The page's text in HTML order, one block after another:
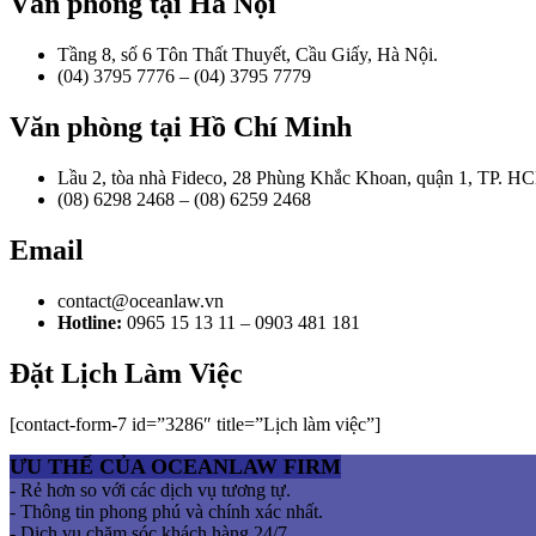
Tầng 8, số 6 Tôn Thất Thuyết, Cầu Giấy, Hà Nội.
(04) 3795 7776 – (04) 3795 7779
Văn phòng tại Hồ Chí Minh
Lầu 2, tòa nhà Fideco, 28 Phùng Khắc Khoan, quận 1, TP.
(08) 6298 2468 – (08) 6259 2468
Email
contact@oceanlaw.vn
Hotline: 0965 15 13 11 – 0903 481 181
Đặt Lịch Làm Việc
[contact-form-7 id=”3286″ title=”Lịch làm việc”]
ƯU THẾ CỦA OCEANLAW FIRM
- Rẻ hơn so với các dịch vụ tương tự.
- Thông tin phong phú và chính xác nhất.